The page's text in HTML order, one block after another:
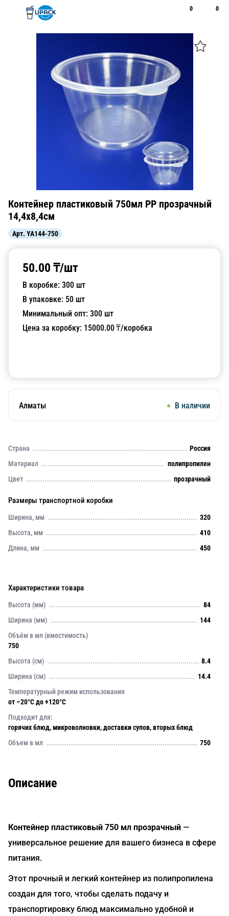
0 0
Контейнер пластиковый 750мл PP прозрачный
14,4х8,4см
Арт. YA144-750
50.00 ₸/шт
В коробке: 300 шт
В упаковке: 50 шт
Минимальный опт: 300 шт
Цена за коробку: 15000.00₸/коробка
Алматы В наличии
Страна
Россия
Материал
полипропилен
Цвет
прозрачный
Размеры транспортной коробки
Ширина, мм
320
Высота, мм
410
Длина, мм
450
Характеристики товара
Высота (мм)
84
Ширина (мм)
144
Объём в мл (вместимость)
750
Высота (см)
8.4
Ширина (см)
14.4
Температурный режим использования
от –20°C до +120°C
Подходит для:
горячих блюд, микроволновки, доставки супов, вторых блюд
Объем в мл
750
Описание
Контейнер пластиковый 750 мл прозрачный —
универсальное решение для вашего бизнеса в сфере
питания.
Этот прочный и легкий контейнер из полипропилена
создан для того, чтобы сделать подачу и
транспортировку блюд максимально удобной и